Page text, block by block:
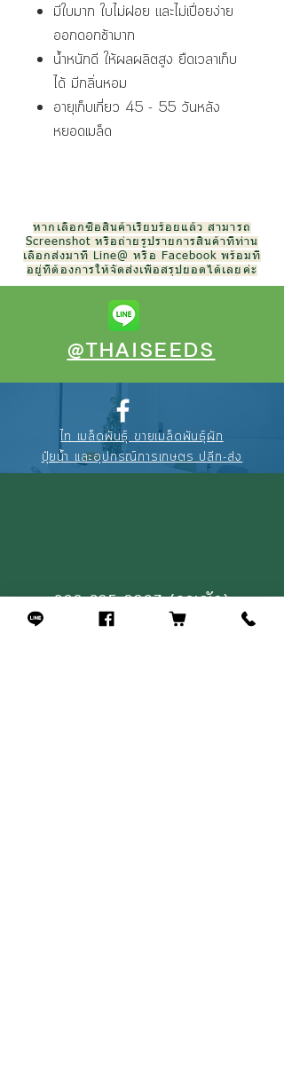
มีใบมาก ใบไม่ฝอย และไม่เปื่อยง่าย
ออกดอกช้ามาก
น้ำหนักดี ให้ผลผลิตสูง ยืดเวลาเก็บ
ได้ มีกลิ่นหอม
อายุเก็บเกี่ยว 45 - 55 วันหลัง
หยอดเมล็ด
หากเลือกซื้อสินค้าเรียบร้อยแล้ว สามารถ
Screenshot หรือถ่ายรูปรายการสินค้าที่ท่าน
เลือกส่งมาที่ Line@ หรือ Facebook พร้อมที่
อยู่ที่ต้องการให้จัดส่งเพื่อสรุปยอดได้เลยค่ะ
@THAISEEDS
ไท เมล็ดพันธุ์ ขายเมล็ดพันธุ์ผัก
ปุ๋ยน้ำ และอุปกรณ์การเกษตร ปลีก-ส่ง
088-895-3327(คุณณัฐ)
094-256-2322
(คุณจุ้ย)